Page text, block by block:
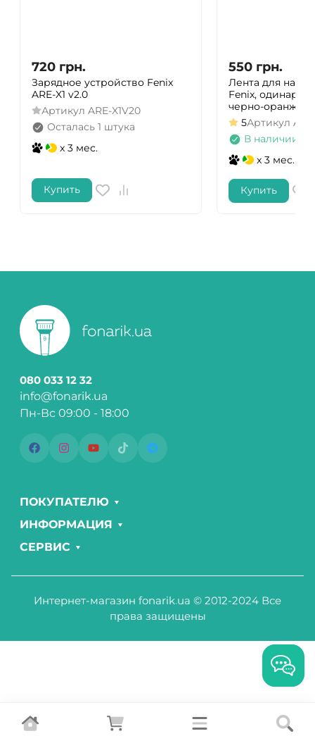
720 грн.
Зарядное устройство Fenix
ARE-X1 v2.0
Артикул ARE-X1V20
Осталась 1 штука
x 3 мес.
Купить
550 грн.
Лента для
Fenix,
черно-
5Артикул
В наличии
x 3 мес.
Купить
080 033 12 32
info@fonarik.ua
Пн-Вс 09:00 - 18:00
ПОКУПАТЕЛЮ
ИНФОРМАЦИЯ
СЕРВИС
Интернет-магазин fonarik.ua © 2012-2024 Все
права защищены